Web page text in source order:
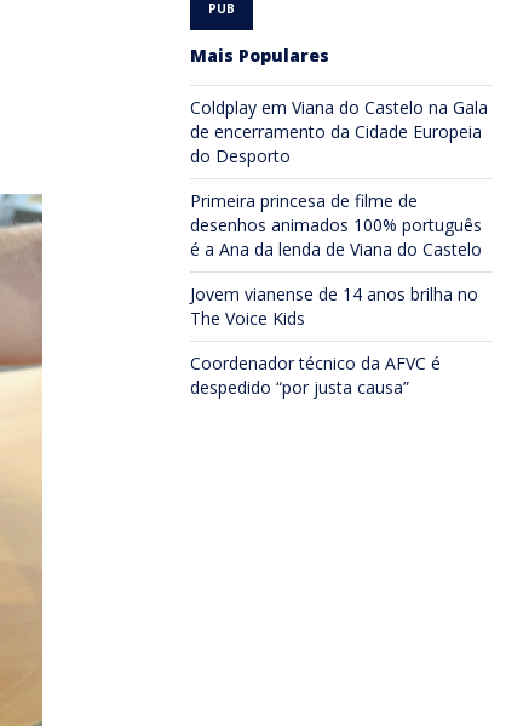
Mais Populares
Coldplay em Viana do Castelo na Gala
de encerramento da Cidade Europeia
do Desporto
Primeira princesa de filme de
desenhos animados 100% português
é a Ana da lenda de Viana do Castelo
Jovem vianense de 14 anos brilha no
The Voice Kids
Coordenador técnico da AFVC é
despedido “por justa causa”